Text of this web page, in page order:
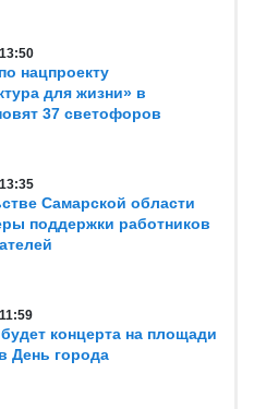
13:50
нацпроекту
для жизни» в
37 светофоров
13:35
Самарской области
поддержки работников
11:59
концерта на площади
День города